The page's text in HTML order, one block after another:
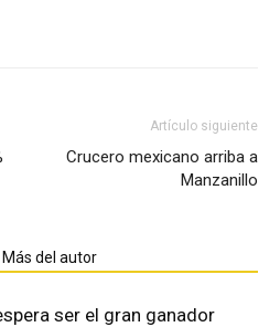
Artículo siguiente
Crucero mexicano arriba a
Manzanillo
Más del autor
ser el gran ganador